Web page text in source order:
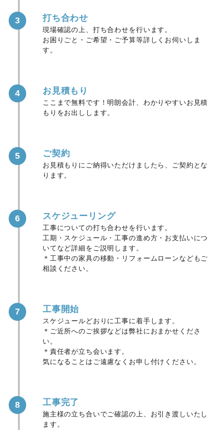
3 打ち合わせ
現場確認の上、打ち合わせを行います。
お困りごと・ご希望・ご予算等詳しくお伺いしま
す。
4 お見積もり
ここまで無料です！明朗会計、わかりやすいお見積
もりをお出しします。
5 ご契約
お見積もりにご納得いただけましたら、ご契約とな
ります。
6 スケジューリング
工事についての打ち合わせを行います。
工期・スケジュール・工事の進め方・お支払いにつ
いてなど詳細をご説明します。
＊工事中の家具の移動・リフォームローンなどもご
相談ください。
7 工事開始
スケジュールどおりに工事に着手します。
＊ご近所へのご挨拶などは弊社におまかせくださ
い。
＊責任者が立ち会います。
気になることはご遠慮なくお申し付けください。
8 工事完了
施主様の立ち合いでご確認の上、お引き渡しいたし
ます。